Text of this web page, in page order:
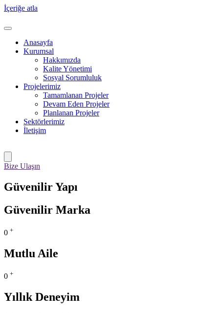
İçeriğe atla
Anasayfa
Kurumsal
Hakkımızda
Kalite Yönetimi
Sosyal Sorumluluk
Projelerimiz
Tamamlanan Projeler
Devam Eden Projeler
Planlanan Projeler
Sektörlerimiz
İletişim
Bize Ulaşın
Güvenilir Yapı
Güvenilir Marka
0 +
Mutlu Aile
0 +
Yıllık Deneyim